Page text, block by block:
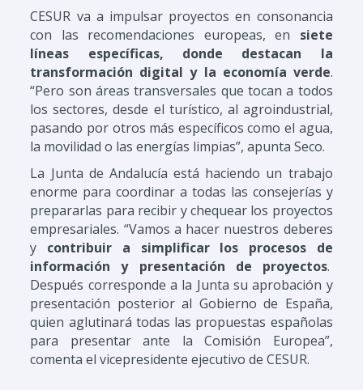
CESUR va a impulsar proyectos en consonancia
con las recomendaciones europeas, en siete
líneas específicas, donde destacan la
transformación digital y la economía verde.
“Pero son áreas transversales que tocan a todos
los sectores, desde el turístico, al agroindustrial,
pasando por otros más específicos como el agua,
la movilidad o las energías limpias”, apunta Seco.
La Junta de Andalucía está haciendo un trabajo
enorme para coordinar a todas las consejerías y
prepararlas para recibir y chequear los proyectos
empresariales. “Vamos a hacer nuestros deberes
y contribuir a simplificar los procesos de
información y presentación de proyectos.
Después corresponde a la Junta su aprobación y
presentación posterior al Gobierno de España,
quien aglutinará todas las propuestas españolas
para presentar ante la Comisión Europea”,
comenta el vicepresidente ejecutivo de CESUR.